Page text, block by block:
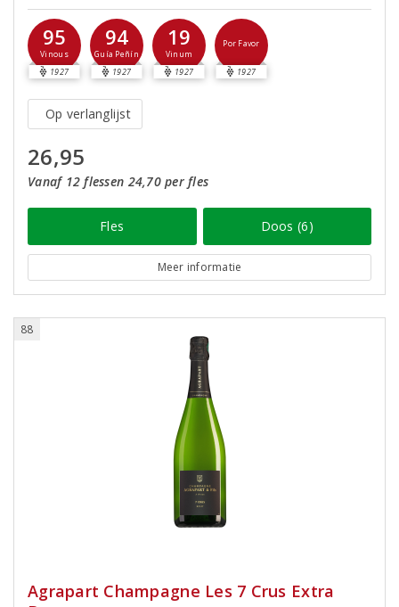
95
Vinous
1927
94
Guía Peñín
1927
19
Vinum
1927
Por Favor
1927
Op verlanglijst
26,95
Vanaf 12 flessen 24,70 per fles
Fles Doos (6)
Meer informatie
88
Agrapart Champagne Les 7 Crus Extra